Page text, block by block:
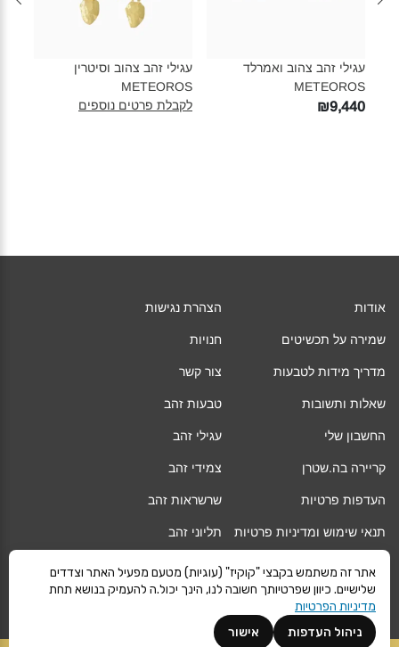
עגילי זהב צהוב ואמרלד
METEOROS‎
₪9,440
עגילי זהב צהוב וסיטרין
METEOROS‎
לקבלת פרטים נוספים
אודות
שמירה על תכשיטים
מדריך מידות לטבעות
שאלות ותשובות
החשבון שלי
קריירה בה.שטרן
העדפות פרטיות
תנאי שימוש ומדיניות פרטיות
החלפה/החזרה/ביטול עסקה
אחריות
משלוחים
הצהרת נגישות
חנויות
צור קשר
טבעות זהב
עגילי זהב
צמידי זהב
שרשראות זהב
תליוני זהב
גיפט קארד
מגזין
Vogue
אתר זה משתמש בקבצי "קוקיז" (עוגיות) מטעם מפעיל האתר וצדדים
שלישיים. כיוון שפרטיותך חשובה לנו, הינך יכול.ה להעמיק בנושא תחת
מדיניות הפרטיות
אישור
ניהול העדפות